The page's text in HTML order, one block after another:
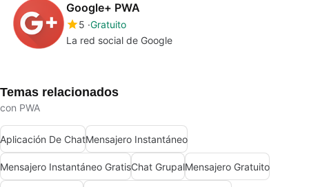
Google+ PWA
5 Gratuito
La red social de Google
Temas relacionados
con PWA
Aplicación De ChatMensajero Instantáneo
Mensajero Instantáneo GratisChat GrupalMensajero Gratuito